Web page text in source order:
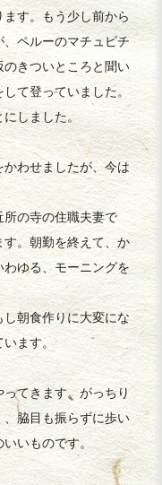
す。もう少し前から
ペルーのマチュピチ
のきついところと聞い
て登っていました。
しました。
わせましたが、今は
の寺の住職夫妻で
。朝勤を終えて、か
ゆる、モーニングを
朝食作りに大変にな
います。
てきます。がっちり
、脇目も振らずに歩い
いものです。